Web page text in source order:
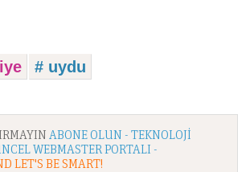
# uydu
ABONE OLUN - TEKNOLOJI
WEBMASTER PORTALI -
LET'S BE SMART!